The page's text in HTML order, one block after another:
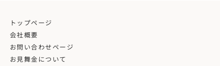
トップページ
会社概要
お問い合わせページ
お見舞金について